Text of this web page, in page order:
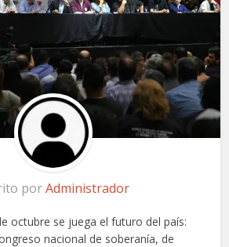
porAdministrador
octubre se juega el futuro del país:
nacional de soberanía, de